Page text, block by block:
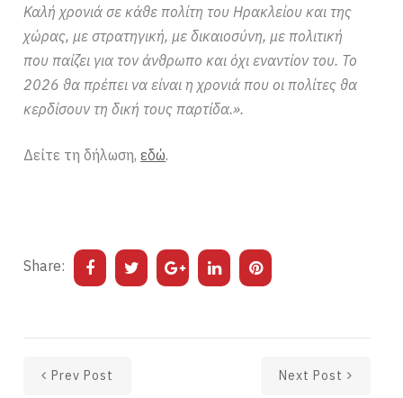
Καλή χρονιά σε κάθε πολίτη του Ηρακλείου και της
χώρας, με στρατηγική, με δικαιοσύνη, με πολιτική
που παίζει για τον άνθρωπο και όχι εναντίον του. Το
2026 θα πρέπει να είναι η χρονιά που οι πολίτες θα
κερδίσουν τη δική τους παρτίδα.».
Δείτε τη δήλωση,εδώ.
Share:
Prev Post Next Post